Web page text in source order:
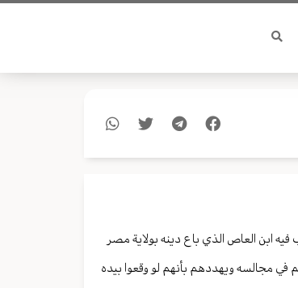
فيه ابن العاص الذي باع دينه بولاية مصر
في مجالسه ويهددهم بأنهم لو وقعوا بيده